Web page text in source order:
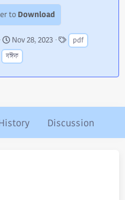
to Download
C
r
e
o
d
a
Nov 28, 2023
T
a
pdf
যঈফ
Discussion